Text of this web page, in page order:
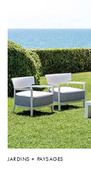
JARDINS + PAYSAGES